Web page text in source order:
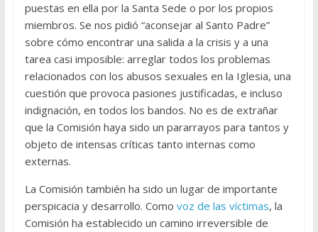
puestas en ella por la Santa Sede o por los propios
miembros. Se nos pidió “aconsejar al Santo Padre”
sobre cómo encontrar una salida a la crisis y a una
tarea casi imposible: arreglar todos los problemas
relacionados con los abusos sexuales en la Iglesia, una
cuestión que provoca pasiones justificadas, e incluso
indignación, en todos los bandos. No es de extrañar
que la Comisión haya sido un pararrayos para tantos y
objeto de intensas críticas tanto internas como
externas.
La Comisión también ha sido un lugar de importante
perspicacia y desarrollo. Como voz de las víctimas, la
Comisión ha establecido un camino irreversible de